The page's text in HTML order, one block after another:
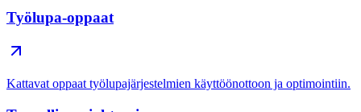
Työlupa-oppaat
Kattavat oppaat työlupajärjestelmien käyttöönottoon ja optimointiin.